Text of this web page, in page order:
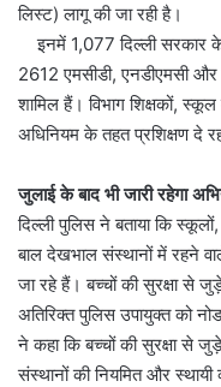
लिस्ट) लागू की जा रही है।
इनमें 1,077 दिल्ली सरकार
2612 एमसीडी, एनडीएमसी और
शामिल हैं। विभाग शिक्षकों, स्कूल
अधिनियम के तहत प्रशिक्षण दे
जुलाई के बाद भी जारी रहेगा
दिल्ली पुलिस ने बताया कि
बाल देखभाल संस्थानों में रहने
जा रहे हैं। बच्चों की सुरक्षा से
अतिरिक्त पुलिस उपायुक्त को
ने कहा कि बच्चों की सुरक्षा से
संस्थानों की नियमित और स्थायी